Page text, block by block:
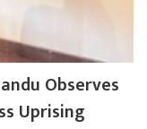
Observes
Uprising